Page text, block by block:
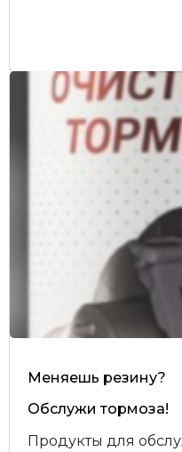
Меняешь резину?
Обслужи тормоза!
Продукты для